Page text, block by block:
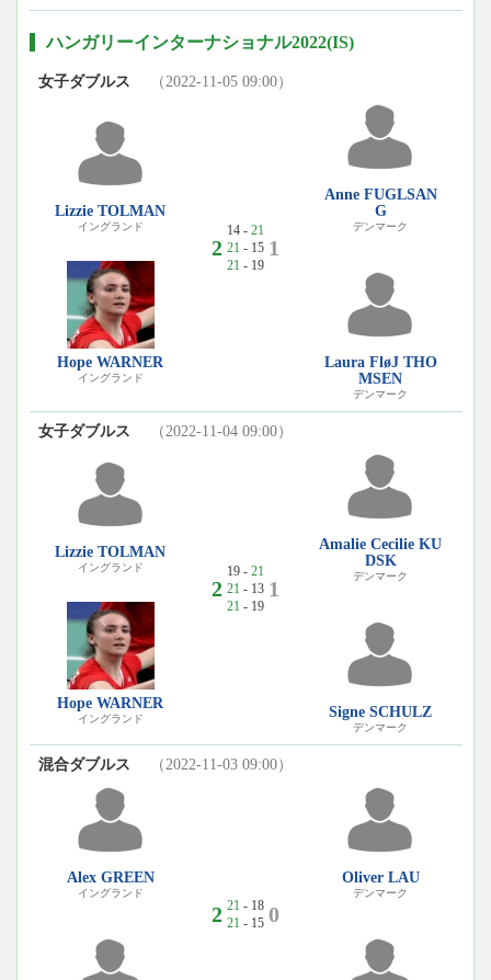
ハンガリーインターナショナル2022(IS)
女子ダブルス （2022-11-05 09:00）
Lizzie TOLMAN
イングランド
Hope WARNER
イングランド
2
14 - 21
21 - 15
21 - 19
1
Anne FUGLSAN
G
デンマーク
Laura FløJ THO
MSEN
デンマーク
女子ダブルス （2022-11-04 09:00）
Lizzie TOLMAN
イングランド
Hope WARNER
イングランド
2
19 - 21
21 - 13
21 - 19
1
Amalie Cecilie KU
DSK
デンマーク
Signe SCHULZ
デンマーク
混合ダブルス （2022-11-03 09:00）
Alex GREEN
イングランド
2 21 - 18
21 - 15 0
Oliver LAU
デンマーク